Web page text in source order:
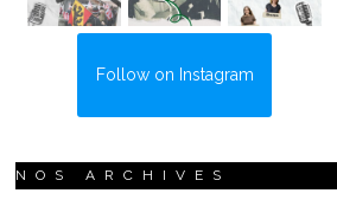
Follow on Instagram
NOS ARCHIVES